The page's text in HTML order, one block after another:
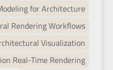
for Architecture
Rendering Workflows
Visualization
Real-Time Rendering